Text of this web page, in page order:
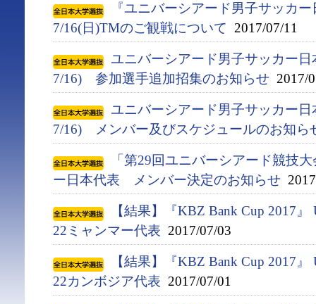
『ユニバーシアード男子サッカ
7/16(日)TMのご観戦について 2017/07/11
ユニバーシアード男子サッカー
7/16) 参加選手追加招集のお知らせ 2017/
ユニバーシアード男子サッカー
7/16) メンバー及びスケジュールのお知ら
「第29回ユニバーシアード競技
ー日本代表 メンバー決定のお知らせ
【結果】『KBZ Bank Cup 2017
22ミャンマー代表 2017/07/03
【結果】『KBZ Bank Cup 2017
22カンボジア代表 2017/07/01